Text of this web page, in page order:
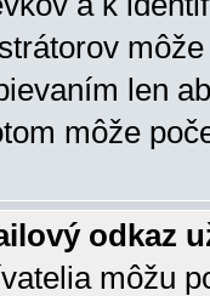
len
môže
odkaz
môžu